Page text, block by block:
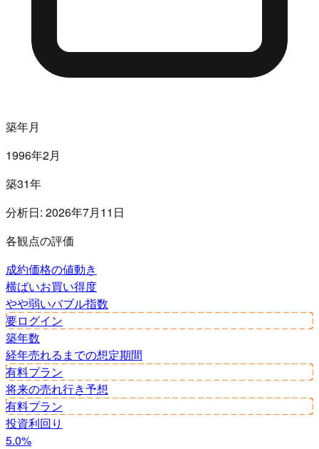
築年月
1996年2月
築31年
分析日: 2026年7月11日
各観点の評価
成約価格の値動き
横ばいお買い得度
やや弱いバブル指数
要ログイン
築年数
経年売れるまでの想定期間
有料プラン
将来の売れ行き予想
有料プラン
投資利回り
5.0%